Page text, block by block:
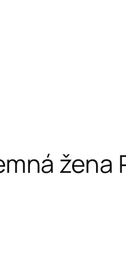
žena